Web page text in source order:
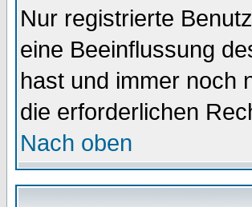
Nur registrierte
eine Beeinflussung
hast und immer noch
die erforderlichen
Nach oben